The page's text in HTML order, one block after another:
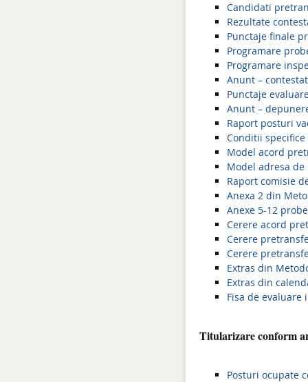
Candidati
Rezultate
Punctaje finale
Programare
Programare
Anunt –
Punctaje
Anunt –
Raport posturi
Conditii
Model acord
Model adresa
Raport comisie
Anexa 2 din
Anexe 5-12
Cerere acord
Cerere
Cerere
Extras din
Extras din
Fisa de evaluare
Titularizare conform
Posturi ocupate